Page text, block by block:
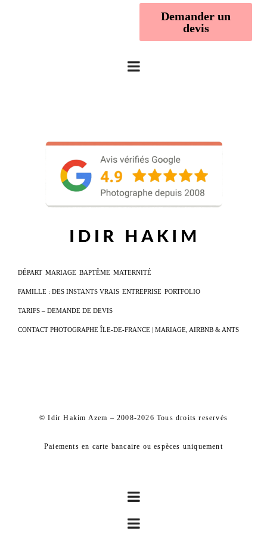
Demander un
devis
DÉPART MARIAGE BAPTÊME MATERNITÉ
FAMILLE : DES INSTANTS VRAIS ENTREPRISE PORTFOLIO
TARIFS – DEMANDE DE DEVIS
CONTACT PHOTOGRAPHE ÎLE-DE-FRANCE | MARIAGE, AIRBNB & ANTS
© Idir Hakim Azem – 2008-2026 Tous droits reservés
Paiements en carte bancaire ou espèces uniquement